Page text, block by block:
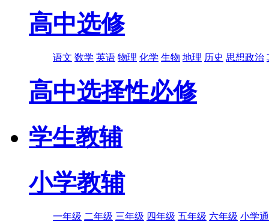
高中选修
语文 数学 英语 物理 化学 生物 地理 历史 思想政治
高中选择性必修
学生教辅
小学教辅
一年级 二年级 三年级 四年级 五年级 六年级 小学